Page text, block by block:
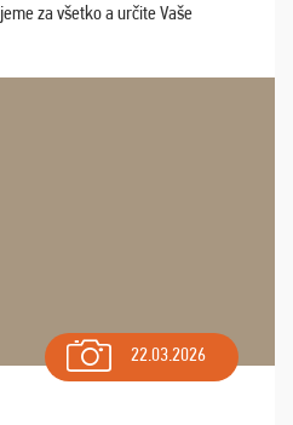
za všetko a určite Vaše
22.03.2026